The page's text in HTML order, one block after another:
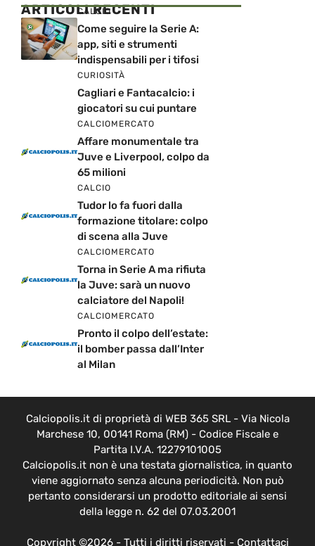
ARTICOLI RECENTI
CALCIO
Come seguire la Serie A:
app, siti e strumenti
indispensabili per i tifosi
CURIOSITÀ
Cagliari e Fantacalcio: i
giocatori su cui puntare
CALCIOMERCATO
Affare monumentale tra
Juve e Liverpool, colpo da
65 milioni
CALCIO
Tudor lo fa fuori dalla
formazione titolare: colpo
di scena alla Juve
CALCIOMERCATO
Torna in Serie A ma rifiuta
la Juve: sarà un nuovo
calciatore del Napoli!
CALCIOMERCATO
Pronto il colpo dell’estate:
il bomber passa dall’Inter
al Milan
Calciopolis.it di proprietà di WEB 365 SRL - Via Nicola
Marchese 10, 00141 Roma (RM) - Codice Fiscale e
Partita I.V.A. 12279101005
Calciopolis.it non è una testata giornalistica, in quanto
viene aggiornato senza alcuna periodicità. Non può
pertanto considerarsi un prodotto editoriale ai sensi
della legge n. 62 del 07.03.2001
Copyright ©2026 - Tutti i diritti riservati - Contattaci